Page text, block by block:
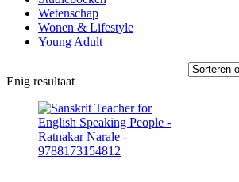
Wetenschap
Wonen & Lifestyle
Young Adult
Enig resultaat